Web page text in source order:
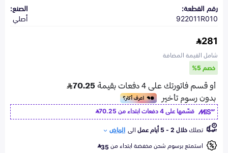
رقم القطعة:
922011R010
الصنع:
أصلي
281
شامل القيمة المضافة
خصم 5%
قسّمها على 4 دفعات ابتداء من
70.25
تصلكخلال 2 - 5 أيام عمل الى الرياض
استمتع برسوم شحن مخفضة ابتداء من35